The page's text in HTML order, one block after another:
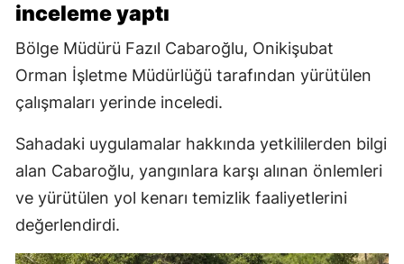
inceleme yaptı
Bölge Müdürü Fazıl Cabaroğlu, Onikişubat
Orman İşletme Müdürlüğü tarafından yürütülen
çalışmaları yerinde inceledi.
Sahadaki uygulamalar hakkında yetkililerden bilgi
alan Cabaroğlu, yangınlara karşı alınan önlemleri
ve yürütülen yol kenarı temizlik faaliyetlerini
değerlendirdi.